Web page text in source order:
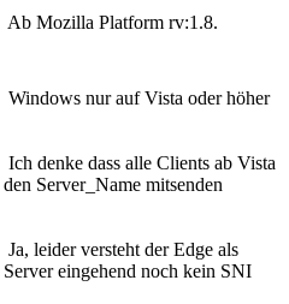
Ab Mozilla Platform rv:1.8.
Windows nur auf Vista oder höher
Ich denke dass alle Clients ab Vista
den Server_Name mitsenden
Ja, leider versteht der Edge als
Server eingehend noch kein SNI